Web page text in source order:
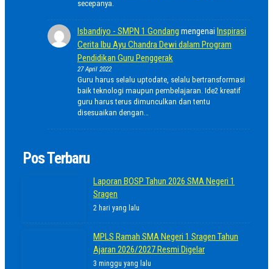
secepanya.
Isbandiyo - SMPN 1 Gondang mengenai Inspirasi
Cerita Ibu Ayu Chandra Dewi dalam Program
Pendidikan Guru Penggerak
27 April 2022
Guru harus selalu uptodate, selalu bertransformasi
baik teknologi maupun pembelajaran. Ide2 kreatif
guru harus terus dimunculkan dan tentu
disesuaikan dengan…
Pos Terbaru
Laporan BOSP Tahun 2026 SMA Negeri 1
Sragen
2 hari yang lalu
MPLS Ramah SMA Negeri 1 Sragen Tahun
Ajaran 2026/2027 Resmi Digelar
3 minggu yang lalu